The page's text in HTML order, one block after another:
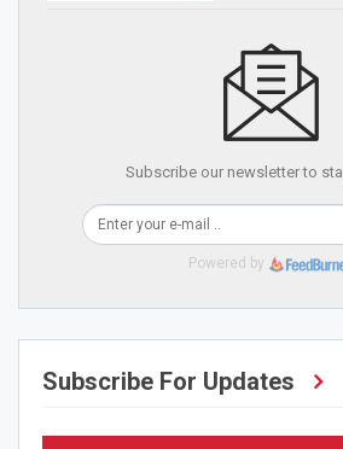
Subscribe our newsletter to
Powered by
Subscribe For Updates